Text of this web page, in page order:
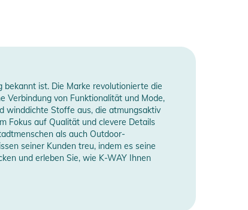
ist. Die Marke revolutionierte die
Verbindung von Funktionalität und Mode,
winddichte Stoffe aus, die atmungsaktiv
Fokus auf Qualität und clevere Details
als auch Outdoor-
seiner Kunden treu, indem es seine
und erleben Sie, wie K-WAY Ihnen